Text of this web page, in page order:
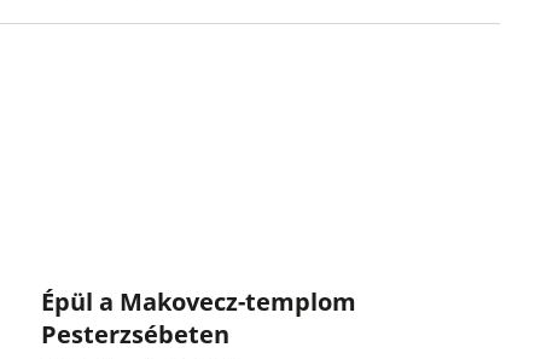
Épül a Makovecz-templom
Pesterzsébeten